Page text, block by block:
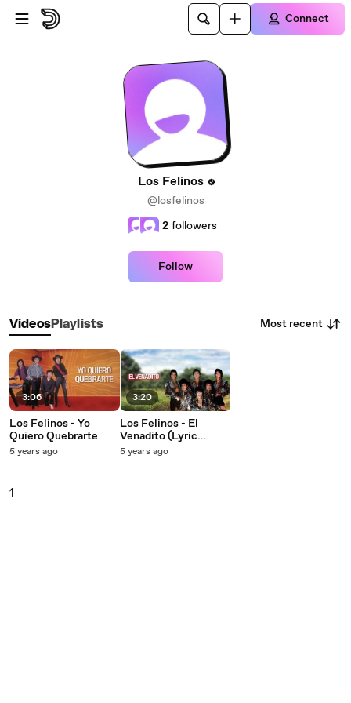
Skip to main content
Connect
Los Felinos
@losfelinos
2 followers
Follow
VideosPlaylists Most recent
3:06
Los Felinos - Yo
Quiero Quebrarte
5 years ago
3:20
Los Felinos - El
Venadito (Lyric
Video)
5 years ago
1